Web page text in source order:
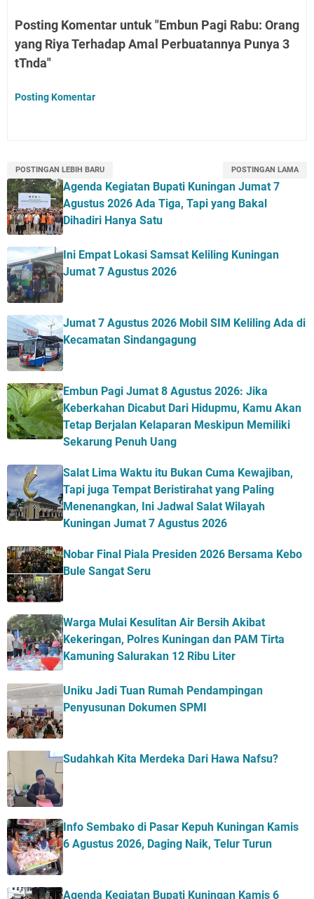
Posting Komentar untuk "Embun Pagi Rabu: Orang
yang Riya Terhadap Amal Perbuatannya Punya 3
tTnda"
Posting Komentar
POSTINGAN LEBIH BARU POSTINGAN LAMA
Agenda Kegiatan Bupati Kuningan Jumat 7
Agustus 2026 Ada Tiga, Tapi yang Bakal
Dihadiri Hanya Satu
Ini Empat Lokasi Samsat Keliling Kuningan
Jumat 7 Agustus 2026
Jumat 7 Agustus 2026 Mobil SIM Keliling Ada di
Kecamatan Sindangagung
Embun Pagi Jumat 8 Agustus 2026: Jika
Keberkahan Dicabut Dari Hidupmu, Kamu Akan
Tetap Berjalan Kelaparan Meskipun Memiliki
Sekarung Penuh Uang
Salat Lima Waktu itu Bukan Cuma Kewajiban,
Tapi juga Tempat Beristirahat yang Paling
Menenangkan, Ini Jadwal Salat Wilayah
Kuningan Jumat 7 Agustus 2026
Nobar Final Piala Presiden 2026 Bersama Kebo
Bule Sangat Seru
Warga Mulai Kesulitan Air Bersih Akibat
Kekeringan, Polres Kuningan dan PAM Tirta
Kamuning Salurakan 12 Ribu Liter
Uniku Jadi Tuan Rumah Pendampingan
Penyusunan Dokumen SPMI
Sudahkah Kita Merdeka Dari Hawa Nafsu?
Info Sembako di Pasar Kepuh Kuningan Kamis
6 Agustus 2026, Daging Naik, Telur Turun
Agenda Kegiatan Bupati Kuningan Kamis 6